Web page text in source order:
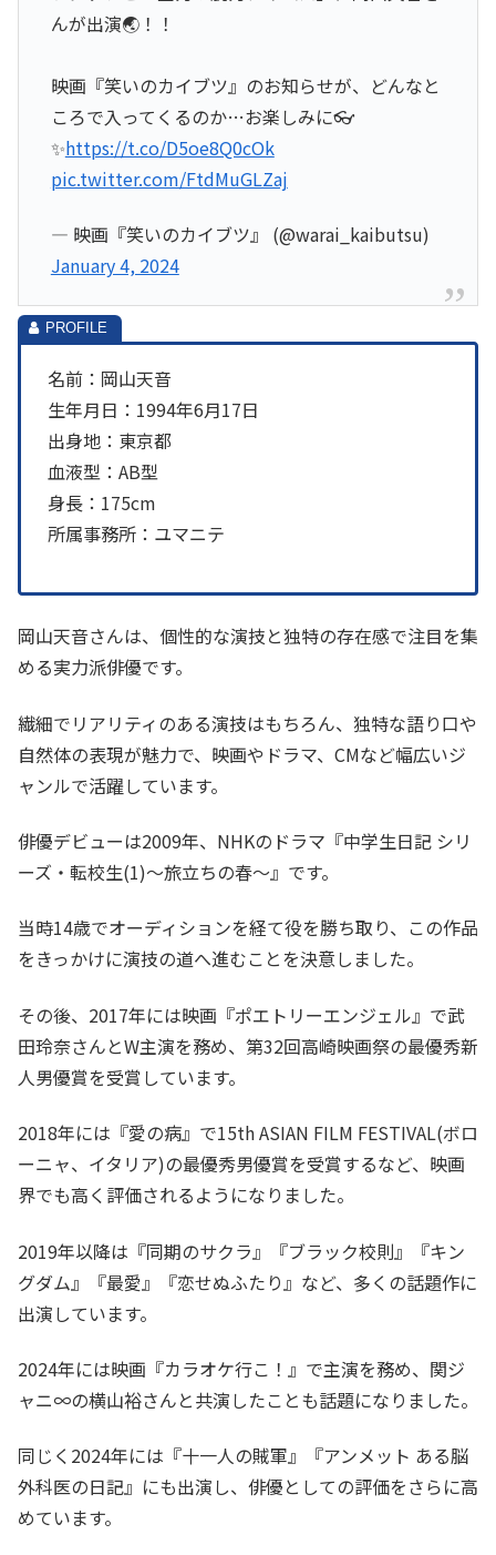
んが出演🌏！！
映画『笑いのカイブツ』のお知らせが、どんなと
ころで入ってくるのか…お楽しみに👓
✨https://t.co/D5oe8Q0cOk
pic.twitter.com/FtdMuGLZaj
— 映画『笑いのカイブツ』 (@warai_kaibutsu)
January 4, 2024
名前：岡山天音
生年月日：1994年6月17日
出身地：東京都
血液型：AB型
身長：175cm
所属事務所：ユマニテ
岡山天音さんは、個性的な演技と独特の存在感で注目を集
める実力派俳優です。
繊細でリアリティのある演技はもちろん、独特な語り口や
自然体の表現が魅力で、映画やドラマ、CMなど幅広いジ
ャンルで活躍しています。
俳優デビューは2009年、NHKのドラマ『中学生日記 シリ
ーズ・転校生(1)〜旅立ちの春〜』です。
当時14歳でオーディションを経て役を勝ち取り、この作品
をきっかけに演技の道へ進むことを決意しました。
その後、2017年には映画『ポエトリーエンジェル』で武
田玲奈さんとW主演を務め、第32回高崎映画祭の最優秀新
人男優賞を受賞しています。
2018年には『愛の病』で15th ASIAN FILM FESTIVAL(ボロ
ーニャ、イタリア)の最優秀男優賞を受賞するなど、映画
界でも高く評価されるようになりました。
2019年以降は『同期のサクラ』『ブラック校則』『キン
グダム』『最愛』『恋せぬふたり』など、多くの話題作に
出演しています。
2024年には映画『カラオケ行こ！』で主演を務め、関ジ
ャニ∞の横山裕さんと共演したことも話題になりました。
同じく2024年には『十一人の賊軍』『アンメット ある脳
外科医の日記』にも出演し、俳優としての評価をさらに高
めています。